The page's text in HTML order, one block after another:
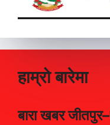
हाम्रो बारेमा
बारा खबर